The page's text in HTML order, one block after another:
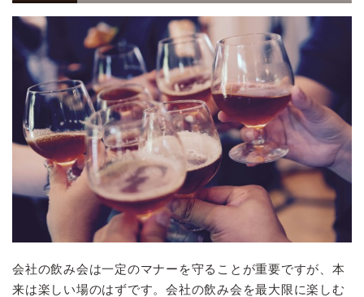
会社の飲み会は一定のマナーを守ることが重要ですが、本
来は楽しい場のはずです。会社の飲み会を最大限に楽しむ